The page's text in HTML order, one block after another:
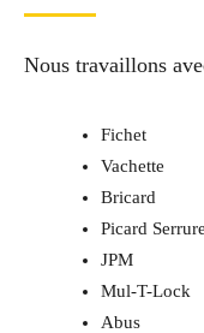
Nous travaillons
Fichet
Vachette
Bricard
Picard
JPM
Mul-T-Lock
Abus